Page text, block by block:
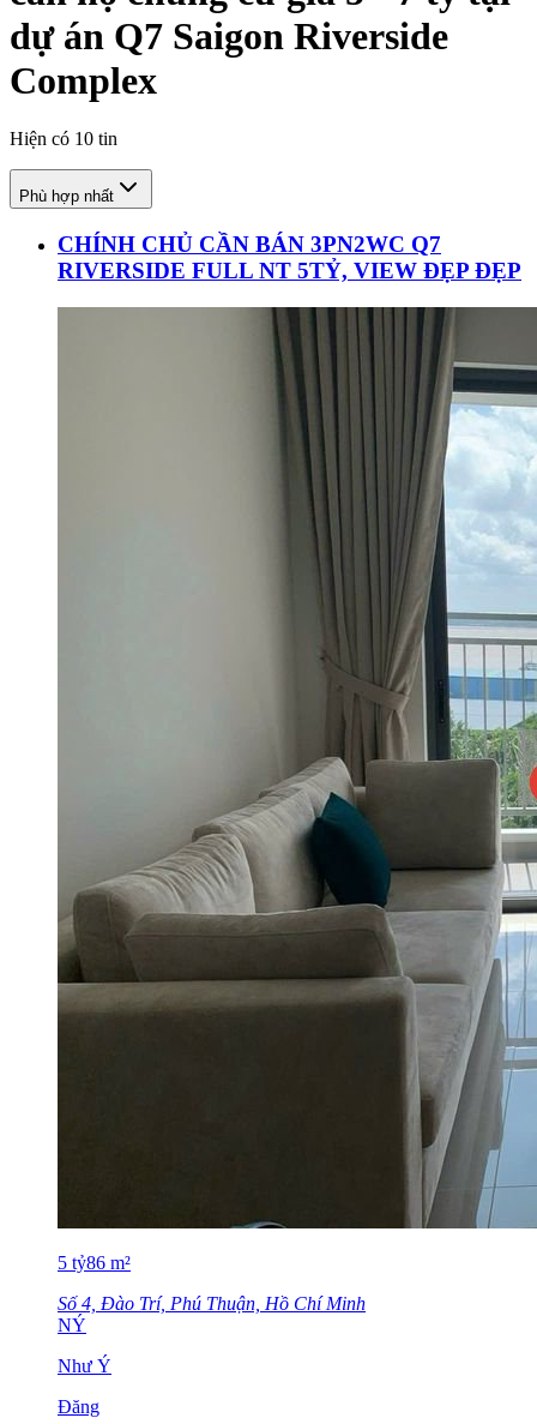
dự án Q7 Saigon Riverside
Complex
Hiện có 10 tin
Phù hợp nhất
CHÍNH CHỦ CẦN BÁN 3PN2WC Q7
RIVERSIDE FULL NT 5TỶ, VIEW ĐẸP ĐẸP
5 tỷ86 m²
Số 4, Đào Trí, Phú Thuận, Hồ Chí Minh
NÝ
Như Ý
Đăng